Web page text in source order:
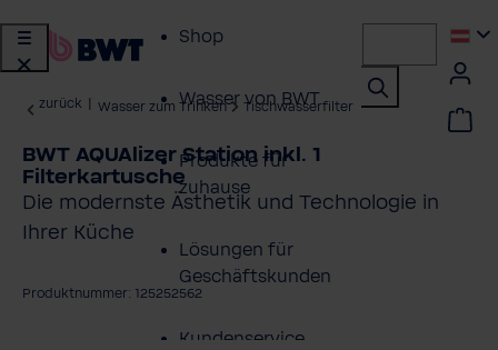
Shop
Wasser von BWT
Produkte für
zuhause
Lösungen für
Geschäftskunden
Kundenservice
zurück Wasser zum Trinken Tischwasserfilter
BWT AQUAlizer Station inkl. 1
Filterkartusche
Die modernste Ästhetik und Technologie in
Ihrer Küche
Produktnummer: 125252562